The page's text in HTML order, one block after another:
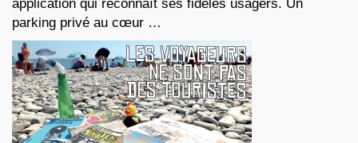
application qui reconnaît ses fidèles usagers. Un
parking privé au cœur …